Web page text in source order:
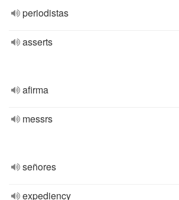
periodistas
asserts
afirma
messrs
señores
expediency